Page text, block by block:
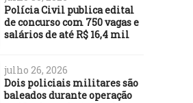
Polícia Civil publica edital
de concurso com 750 vagas e
salários de até R$ 16,4 mil
julho 26, 2026
Dois policiais militares são
baleados durante operação